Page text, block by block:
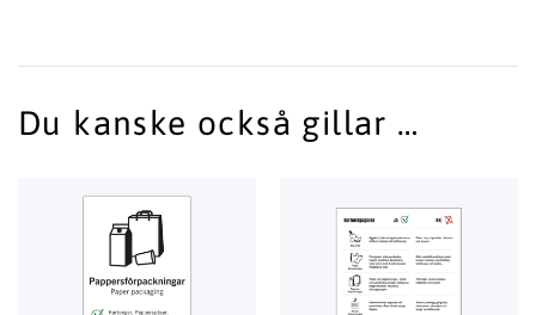
Du kanske också gillar …